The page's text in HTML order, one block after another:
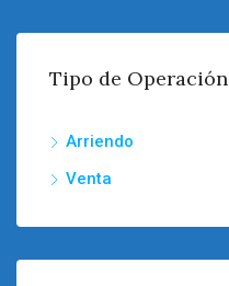
Tipo de Operación
Arriendo
Venta